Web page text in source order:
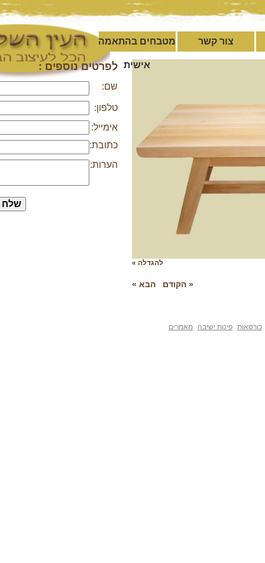
צור קשר מטבחים בהתאמה
לפרטים נוספים :
אימייל:
כתובת:
הערות:
להגדלה »
« הקודם הבא »
פינות ישיבה מאמרים